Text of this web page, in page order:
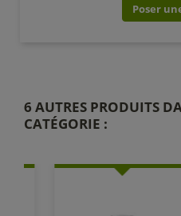
Poser
6 AUTRES PRODUITS
CATÉGORIE :